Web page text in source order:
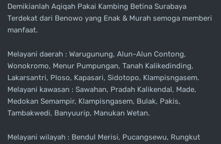
Demikianlah Aqiqah Pakai Kambing Betina Surabaya
Terdekat dari Benowo yang Enak & Murah semoga memberi
manfaat.
Melayani daerah : Warugunung, Alun-Alun Contong,
Wonokromo, Menur Pumpungan, Tanah Kalikedinding,
Lakarsantri, Ploso, Kapasari, Sidotopo, Klampisngasem.
Melayani kawasan : Sawahan, Pradah Kalikendal, Made,
Medokan Semampir, Klampisngasem, Bulak, Pakis,
Tambakwedi, Banyuurip, Manukan Wetan.
Melayani wilayah : Bendul Merisi, Pucangsewu, Rungkut